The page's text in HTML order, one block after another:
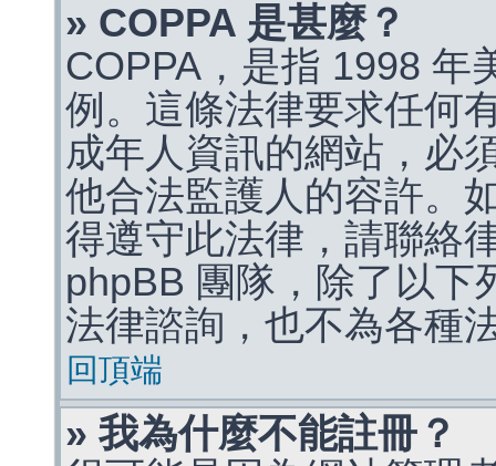
» COPPA 是甚麼？
COPPA，是指 1998 年
例。這條法律要求任何
成年人資訊的網站，必
他合法監護人的容許。
得遵守此法律，請聯絡
phpBB 團隊，除了以下
法律諮詢，也不為各種
回頂端
» 我為什麼不能註冊？